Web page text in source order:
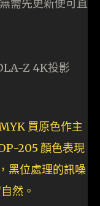
需先更新便可直
Z 4K投影